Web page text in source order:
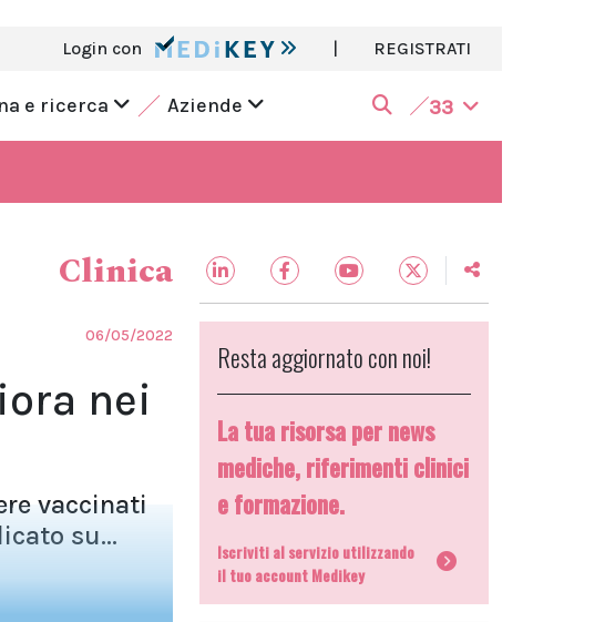
Login con | REGISTRATI
e ricerca Aziende 33
Clinica
06/05/2022
nei
vaccinati
su...
Resta aggiornato con noi!
La tua risorsa per news
mediche, riferimenti clinici
e formazione.
Iscriviti al servizio utilizzando
il tuo account Medikey